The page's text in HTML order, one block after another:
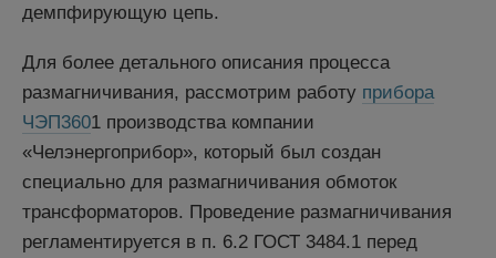
демпфирующую цепь.
Для более детального описания процесса
размагничивания, рассмотрим работу прибора
ЧЭП3601 производства компании
«Челэнергоприбор», который был создан
специально для размагничивания обмоток
трансформаторов. Проведение размагничивания
регламентируется в п. 6.2 ГОСТ 3484.1 перед